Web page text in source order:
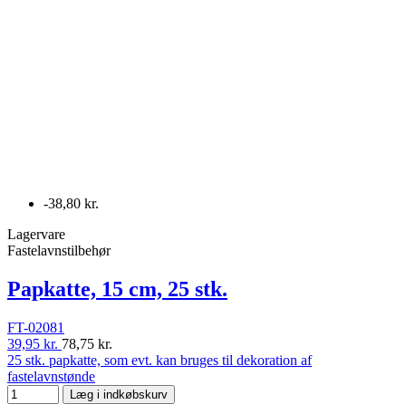
-38,80 kr.
Lagervare
Fastelavnstilbehør
Papkatte, 15 cm, 25 stk.
FT-02081
39,95 kr. 78,75 kr.
25 stk. papkatte, som evt. kan bruges til dekoration af
fastelavnstønde
Læg i indkøbskurv